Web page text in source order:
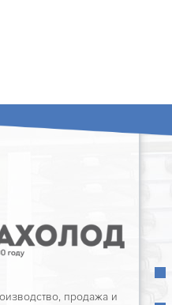
продажа и